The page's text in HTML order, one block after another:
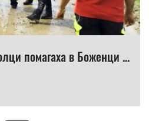
помагаха в Боженци ...